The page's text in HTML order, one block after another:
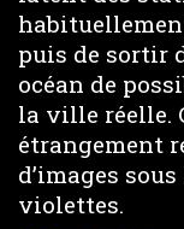
puis de sortir
océan de
la ville réelle.
étrangement
d’images
violettes.